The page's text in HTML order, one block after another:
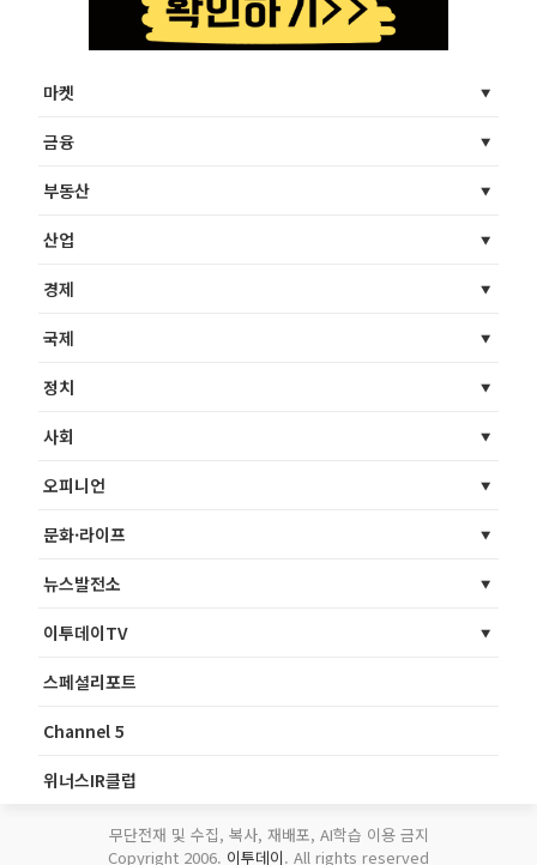
마켓
금융
부동산
산업
경제
국제
정치
사회
오피니언
문화·라이프
뉴스발전소
이투데이TV
스페셜리포트
Channel 5
위너스IR클럽
무단전재 및 수집, 복사, 재배포, AI학습 이용 금지
Copyright 2006. 이투데이. All rights reserved